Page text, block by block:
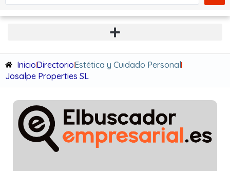
InicioDirectorioEstética y Cuidado Personal
Josalpe Properties SL